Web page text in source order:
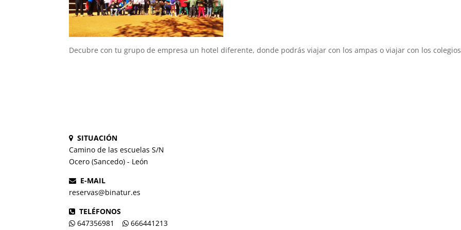
Decubre con tu grupo de empresa un hotel diferente, donde podrás viajar con los ampas o viajar con los
SITUACIÓN
Camino de las escuelas S/N
Ocero (Sancedo) - León
E-MAIL
reservas@binatur.es
TELÉFONOS
647356981
666441213